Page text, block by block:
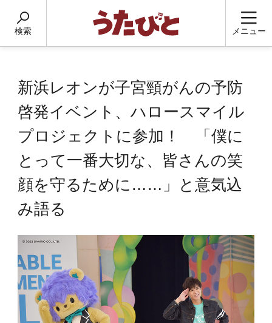
検索 メニュー
新浜レオンが子宮頸がんの予防
啓発イベント、ハロースマイル
プロジェクトに参加！ 「僕に
とって一番大切な、皆さんの笑
顔を守るために……」と意気込
み語る